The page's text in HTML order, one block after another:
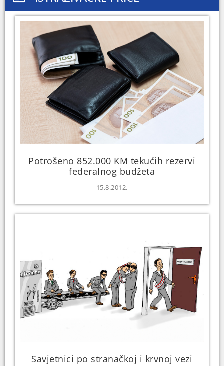
Potrošeno 852.000 KM tekućih rezervi
federalnog budžeta
15.8.2012.
Savjetnici po stranačkoj i krvnoj vezi